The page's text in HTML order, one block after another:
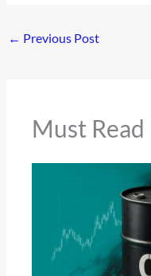
← Previous Post
Must Read